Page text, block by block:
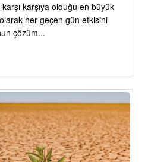
karşıya olduğu en büyük
her geçen gün etkisini
çözüm...